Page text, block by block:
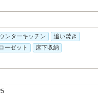
ンターキッチン
追い焚き
ーゼット
床下収納